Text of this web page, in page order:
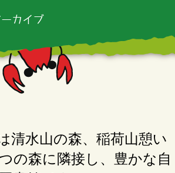
カイブ
清水山の森、稲荷山憩い
の森に隣接し、豊かな自